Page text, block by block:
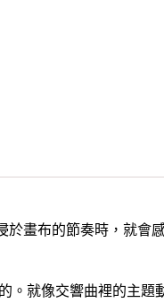
於畫布的節奏時，就
就像交響曲裡的主題